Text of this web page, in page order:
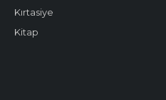
Kırtasiye
Kitap